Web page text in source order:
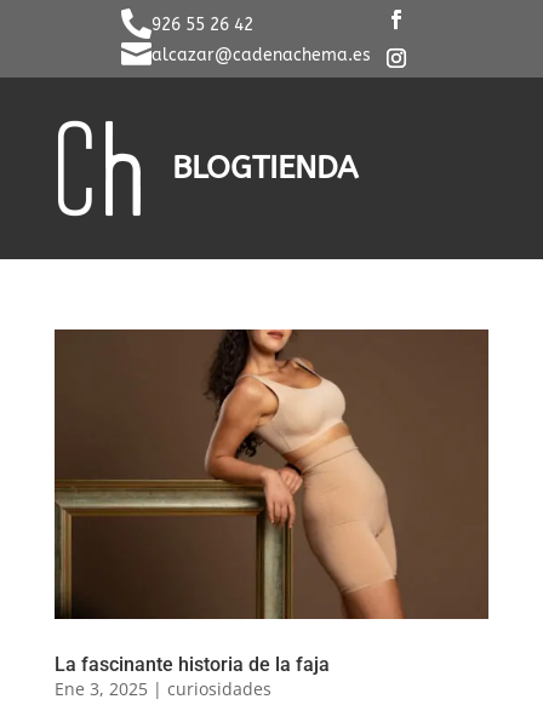
926 55 26 42
alcazar@cadenachema.es
BLOGTIENDA
La fascinante historia de la faja
Ene 3, 2025| curiosidades